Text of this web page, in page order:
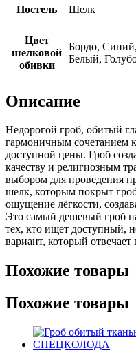
Постель Шелк
Цвет
шелковой
обивки
Бордо,
Белый,
Описание
Недорогой гроб, обитый
гармоничным сочетанием
доступной цены. Гроб
качеству и религиозным
выбором для проведения
шелк, которым покрыт
ощущение лёгкости,
Это самый дешевый гроб
тех, кто ищет доступный,
вариант, который
Похожие товары
Похожие товары